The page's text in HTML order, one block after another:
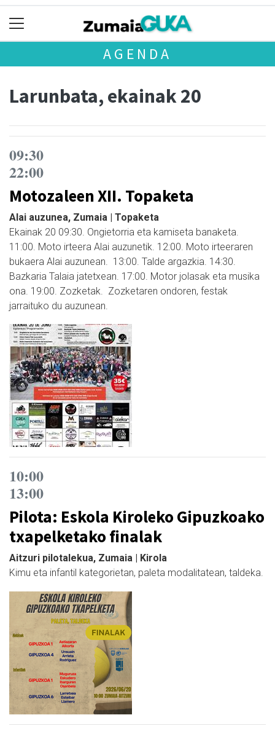
AGENDA
Larunbata, ekainak 20
09:30
22:00
Motozaleen XII. Topaketa
Alai auzunea, Zumaia | Topaketa
Ekainak 20 09:30. Ongietorria eta kamiseta banaketa.
11:00. Moto irteera Alai auzunetik. 12:00. Moto irteeraren
bukaera Alai auzunean. 13:00. Talde argazkia. 14:30.
Bazkaria Talaia jatetxean. 17:00. Motor jolasak eta musika
ona. 19:00. Zozketak. Zozketaren ondoren, festak
jarraituko du auzunean.
10:00
13:00
Pilota: Eskola Kiroleko Gipuzkoako
txapelketako finalak
Aitzuri pilotalekua, Zumaia | Kirola
Kimu eta infantil kategorietan, paleta modalitatean, taldeka.